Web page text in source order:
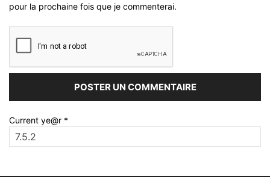
pour la prochaine fois que je commenterai.
Current ye@r *